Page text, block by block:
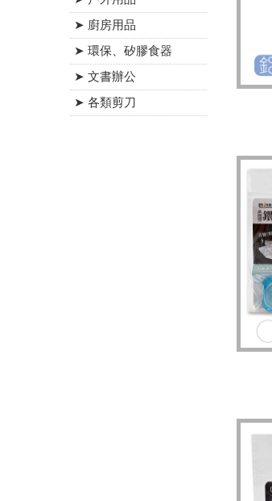
➤ 廚房用品
➤ 環保、矽膠食器
➤ 文書辦公
➤ 各類剪刀